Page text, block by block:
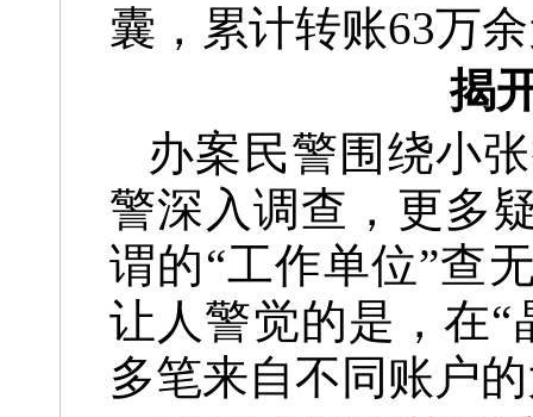
囊，累计转账63万
揭
办案民警围绕小
警深入调查，更多
谓的“工作单位”查
让人警觉的是，在
多笔来自不同账户